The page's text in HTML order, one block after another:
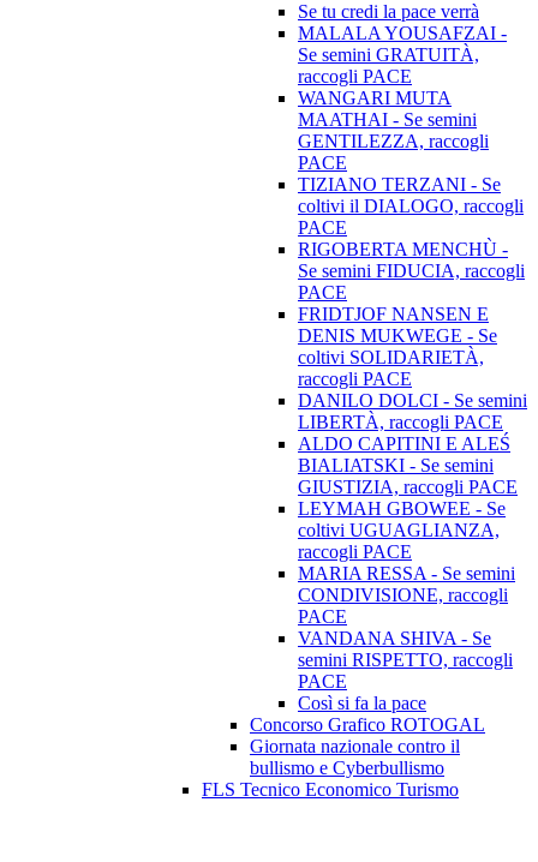
Se tu credi la pace verrà
MALALA YOUSAFZAI -
Se semini GRATUITÀ,
raccogli PACE
WANGARI MUTA
MAATHAI - Se semini
GENTILEZZA, raccogli
PACE
TIZIANO TERZANI - Se
coltivi il DIALOGO, raccogli
PACE
RIGOBERTA MENCHÙ -
Se semini FIDUCIA, raccogli
PACE
FRIDTJOF NANSEN E
DENIS MUKWEGE - Se
coltivi SOLIDARIETÀ,
raccogli PACE
DANILO DOLCI - Se semini
LIBERTÀ, raccogli PACE
ALDO CAPITINI E ALEŚ
BIALIATSKI - Se semini
GIUSTIZIA, raccogli PACE
LEYMAH GBOWEE - Se
coltivi UGUAGLIANZA,
raccogli PACE
MARIA RESSA - Se semini
CONDIVISIONE, raccogli
PACE
VANDANA SHIVA - Se
semini RISPETTO, raccogli
PACE
Così si fa la pace
Concorso Grafico ROTOGAL
Giornata nazionale contro il
bullismo e Cyberbullismo
FLS Tecnico Economico Turismo